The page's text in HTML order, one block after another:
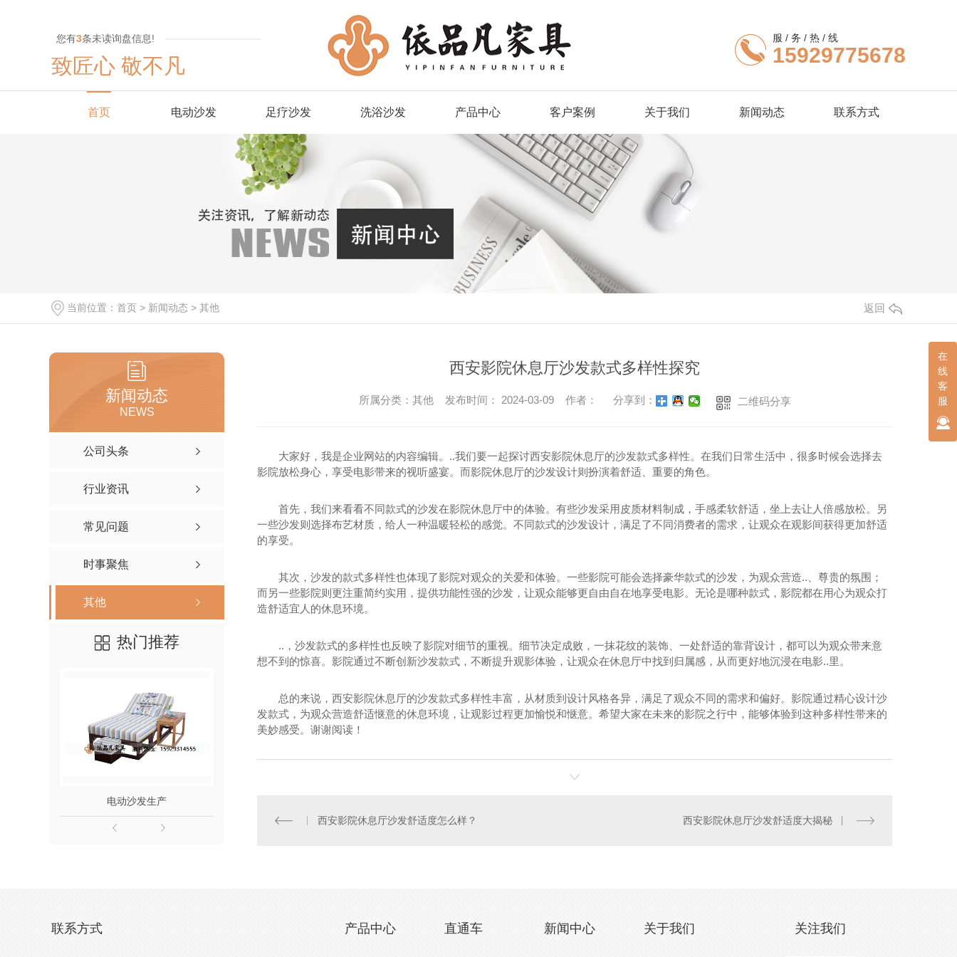
您有3条未读询盘信息!
致匠心 敬不凡
服 / 务 / 热 / 线
15929775678
首页 电动沙发 足疗沙发 洗浴沙发 产品中心 客户案例 关于我们 新闻动态 联系方式
当前位置： 首页 > 新闻动态 > 其他 返回
新闻动态
NEWS
公司头条
行业资讯
常见问题
时事聚焦
其他
热门推荐
电动沙发生产
西安影院休息厅沙发款式多样性探究
所属分类：其他 发布时间： 2024-03-09 作者： 分享到： 二维码分享
大家好，我是企业网站的内容编辑。..我们要一起探讨西安影院休息厅的沙发款式多样性。在我们日常生活中，很多时候会选择去
影院放松身心，享受电影带来的视听盛宴。而影院休息厅的沙发设计则扮演着舒适、重要的角色。
首先，我们来看看不同款式的沙发在影院休息厅中的体验。有些沙发采用皮质材料制成，手感柔软舒适，坐上去让人倍感放松。另
一些沙发则选择布艺材质，给人一种温暖轻松的感觉。不同款式的沙发设计，满足了不同消费者的需求，让观众在观影间获得更加舒适
的享受。
其次，沙发的款式多样性也体现了影院对观众的关爱和体验。一些影院可能会选择豪华款式的沙发，为观众营造..、尊贵的氛围；
而另一些影院则更注重简约实用，提供功能性强的沙发，让观众能够更自由自在地享受电影。无论是哪种款式，影院都在用心为观众打
造舒适宜人的休息环境。
..，沙发款式的多样性也反映了影院对细节的重视。细节决定成败，一抹花纹的装饰、一处舒适的靠背设计，都可以为观众带来意
想不到的惊喜。影院通过不断创新沙发款式，不断提升观影体验，让观众在休息厅中找到归属感，从而更好地沉浸在电影..里。
总的来说，西安影院休息厅的沙发款式多样性丰富，从材质到设计风格各异，满足了观众不同的需求和偏好。影院通过精心设计沙
发款式，为观众营造舒适惬意的休息环境，让观影过程更加愉悦和惬意。希望大家在未来的影院之行中，能够体验到这种多样性带来的
美妙感受。谢谢阅读！
西安影院休息厅沙发舒适度怎么样？ 西安影院休息厅沙发舒适度大揭秘
联系方式 产品中心 直通车 新闻中心 关于我们 关注我们
在
线
客
服